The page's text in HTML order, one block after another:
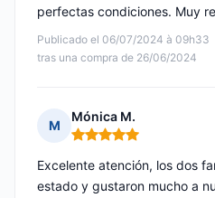
Publicado el 06/07/2024 à 09h33
tras una compra de 26/06/2024
perfectas condiciones. Muy
M
Mónica M.
Nota: 5 de 5
Excelente atención, los dos
estado y gustaron mucho a